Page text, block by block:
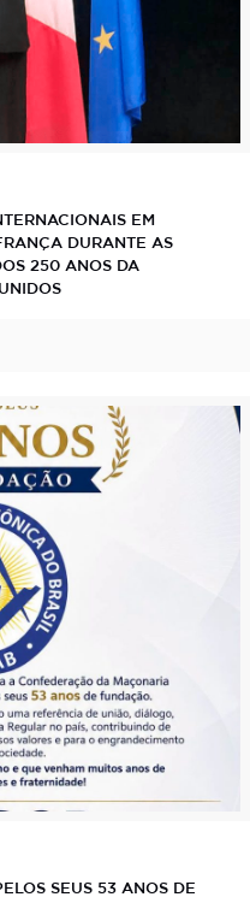
EM
DURANTE AS
250 ANOS DA
SEUS 53 ANOS DE